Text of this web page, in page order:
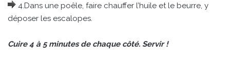
4.Dans une poêle, faire chauffer l’huile et le beurre, y
déposer les escalopes.
Cuire 4 à 5 minutes de chaque côté. Servir !